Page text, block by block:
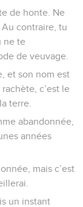
de honte. Ne
Au contraire, tu
ne te
de veuvage.
et son nom est
c’est le
terre.
abandonnée,
années
mais c’est
un instant